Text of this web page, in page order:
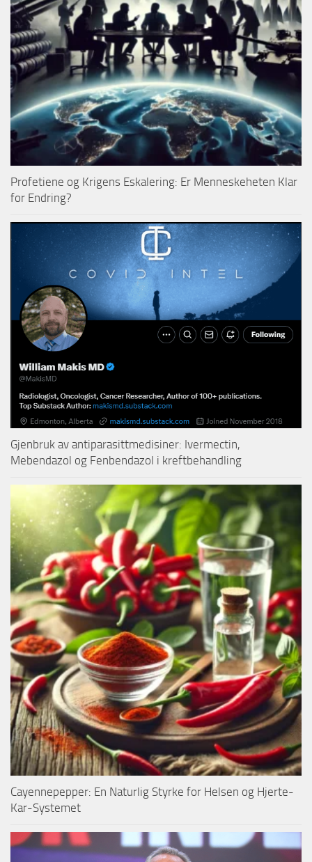
Profetiene og Krigens Eskalering: Er Menneskeheten Klar
for Endring?
Gjenbruk av antiparasittmedisiner: Ivermectin,
Mebendazol og Fenbendazol i kreftbehandling
Cayennepepper: En Naturlig Styrke for Helsen og Hjerte-
Kar-Systemet